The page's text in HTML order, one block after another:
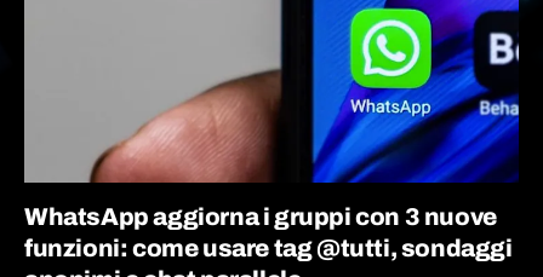
WhatsApp aggiorna i gruppi con 3 nuove
funzioni: come usare tag @tutti, sondaggi